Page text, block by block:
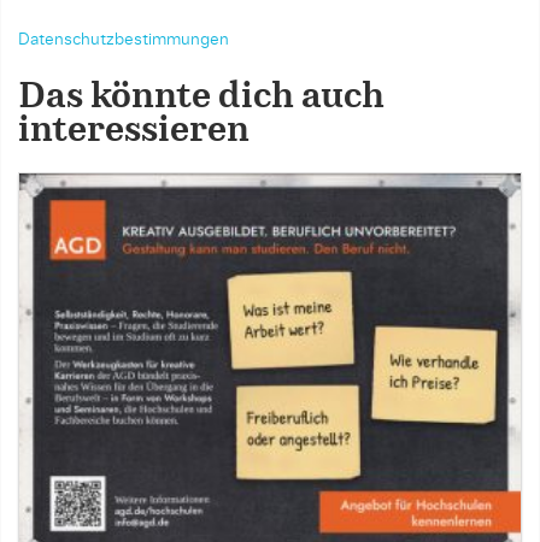
Datenschutzbestimmungen
Das könnte dich auch
interessieren